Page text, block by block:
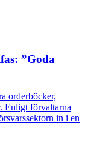
”Goda
orderböcker,
Enligt förvaltarna
in i en